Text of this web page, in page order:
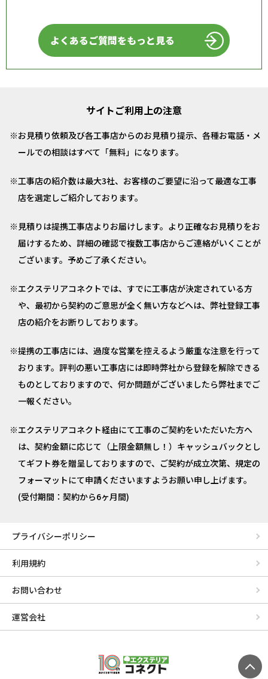
よくあるご質問をもっと見る
サイトご利用上の注意
お見積り依頼及び各工事店からのお見積り提示、各種お電話・メ
ールでの相談はすべて「無料」になります。
工事店の紹介数は最大3社、お客様のご要望に沿って最適な工事
店を選定しご紹介しております。
見積りは提携工事店よりお届けします。より正確なお見積りをお
届けするため、詳細の確認で複数工事店からご連絡がいくことが
ございます。予めご了承ください。
エクステリアコネクトでは、すでに工事店が決定されている方
や、最初から契約のご意思が全く無い方などへは、弊社登録工事
店の紹介をお断りしております。
提携の工事店には、過度な営業を控えるよう厳重な注意を行って
おります。評判の悪い工事店には即時弊社から登録を解除できる
ものとしておりますので、何か問題がございましたら弊社までご
一報ください。
エクステリアコネクト経由にて工事のご契約をいただいた方へ
は、契約金額に応じて（上限金額無し！）キャッシュバックとし
てギフト券を贈呈しておりますので、ご契約が成立次第、規定の
フォーマットにて申請くださいますようお願い申し上げます。
(受付期間：契約から6ヶ月間)
プライバシーポリシー
利用規約
お問い合わせ
運営会社